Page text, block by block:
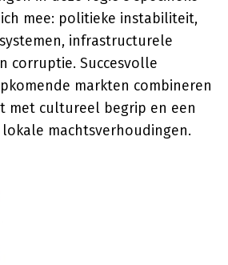
mee: politieke instabiliteit,
infrastructurele
corruptie. Succesvolle
markten combineren
met cultureel begrip en een
machtsverhoudingen.